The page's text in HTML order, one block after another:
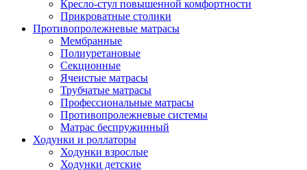
Кресло-стул повышенной комфортности
Прикроватные столики
Противопролежневые матрасы
Мембранные
Полиуретановые
Секционные
Ячеистые матрасы
Трубчатые матрасы
Профессиональные матрасы
Противопролежневые системы
Матрас беспружинный
Ходунки и роллаторы
Ходунки взрослые
Ходунки детские